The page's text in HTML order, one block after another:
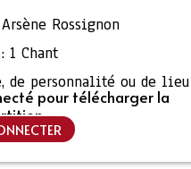
Arsène Rossignon
1 Chant
de personnalité ou de lieu
pour télécharger la